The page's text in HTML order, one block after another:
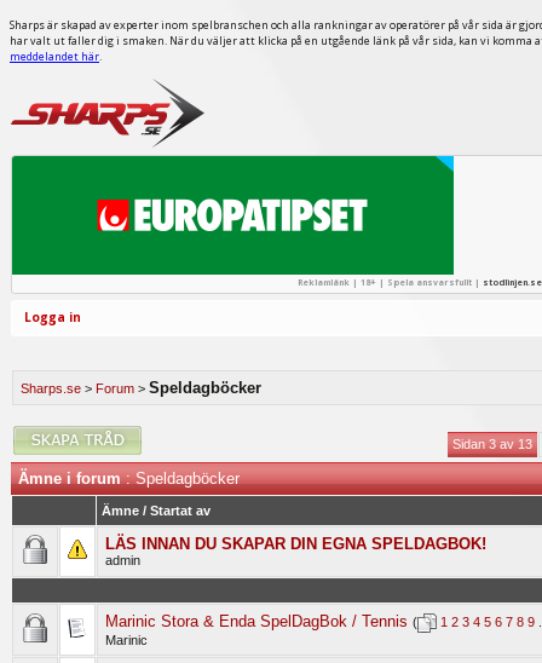
Sharps är skapad av experter inom spelbranschen och alla rankningar av operatörer på vår sida är
har valt ut faller dig i smaken. När du väljer att klicka på en utgående länk på vår sida, kan vi
meddelandet här.
Reklamlänk | 18+ | Spela ansvarsfullt | stodlinjen.se
Logga in
Sharps.se > Forum > Speldagböcker
Sidan 3 av 13
Ämne i forum: Speldagböcker
Ämne / Startat av
LÄS INNAN DU SKAPAR DIN EGNA SPELDAGBOK!
admin
Marinic Stora & Enda SpelDagBok / Tennis ( 1 2 3 4 5 6 7 8 9
Marinic